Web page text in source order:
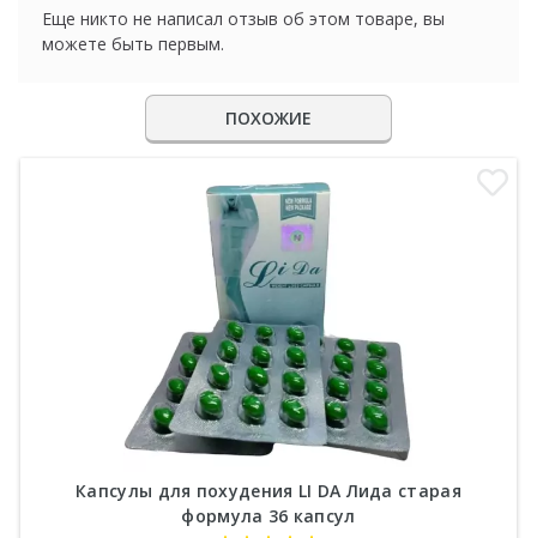
Еще никто не написал отзыв об этом товаре, вы
можете быть первым.
ПОХОЖИЕ
Капсулы для похудения LI DA Лида старая
формула 36 капсул